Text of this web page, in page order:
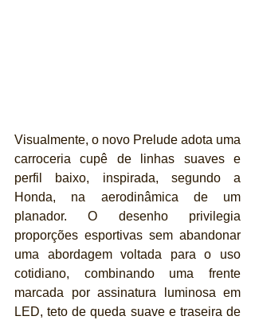
Visualmente, o novo Prelude adota uma
carroceria cupê de linhas suaves e
perfil baixo, inspirada, segundo a
Honda, na aerodinâmica de um
planador. O desenho privilegia
proporções esportivas sem abandonar
uma abordagem voltada para o uso
cotidiano, combinando uma frente
marcada por assinatura luminosa em
LED, teto de queda suave e traseira de